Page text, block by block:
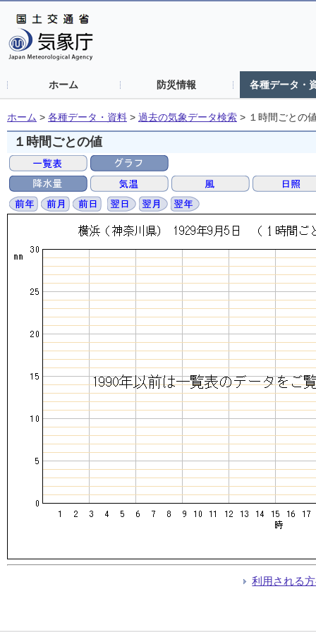
ホーム 防災情報 各種データ・
ホーム > 各種データ・資料 > 過去の気象データ検索 > １時間ごとの
１時間ごとの値
利用される